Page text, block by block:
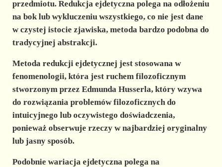
przedmiotu. Redukcja ejdetyczna polega na odłożeniu
na bok lub wykluczeniu wszystkiego, co nie jest dane
w czystej istocie zjawiska, metoda bardzo podobna do
tradycyjnej abstrakcji.
Metoda redukcji ejdetycznej jest stosowana w
fenomenologii, która jest ruchem filozoficznym
stworzonym przez Edmunda Husserla, który wzywa
do rozwiązania problemów filozoficznych do
intuicyjnego lub oczywistego doświadczenia,
ponieważ obserwuje rzeczy w najbardziej oryginalny
lub jasny sposób.
Podobnie wariacja ejdetyczna polega na